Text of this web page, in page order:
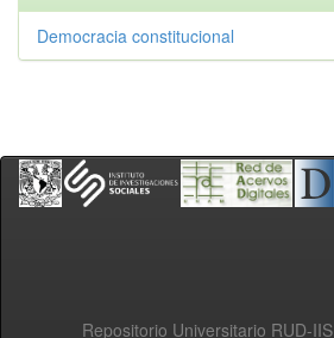
Democracia constitucional
Repositorio Universitario RUD-IIS